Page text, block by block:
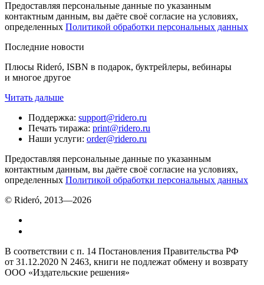
Предоставляя персональные данные по указанным
контактным данным, вы даёте своё согласие на условиях,
определенных Политикой обработки персональных данных
Последние новости
Плюсы Rideró, ISBN в подарок, буктрейлеры, вебинары
и многое другое
Читать дальше
Поддержка: support@ridero.ru
Печать тиража: print@ridero.ru
Наши услуги: order@ridero.ru
Предоставляя персональные данные по указанным
контактным данным, вы даёте своё согласие на условиях,
определенных Политикой обработки персональных данных
© Rideró, 2013—2026
В соответствии с п. 14 Постановления Правительства РФ
от 31.12.2020 N 2463, книги не подлежат обмену и возврату
ООО «Издательские решения»